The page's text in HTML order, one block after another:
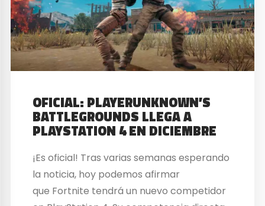
OFICIAL: PLAYERUNKNOWN’S
BATTLEGROUNDS LLEGA A
PLAYSTATION 4 EN DICIEMBRE
¡Es oficial! Tras varias semanas esperando
la noticia, hoy podemos afirmar
que Fortnite tendrá un nuevo competidor